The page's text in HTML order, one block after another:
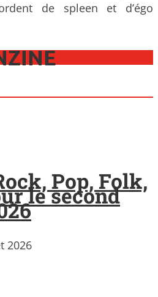
de spleen et d’égo
Pop, Folk,
le second
2026